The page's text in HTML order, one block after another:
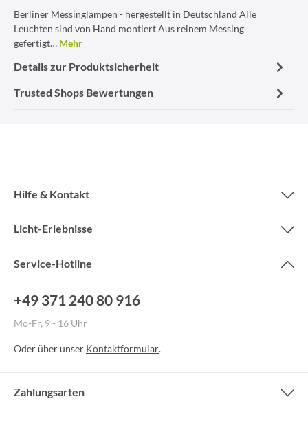
Berliner Messinglampen - hergestellt in Deutschland Alle
Leuchten sind von Hand montiert Aus reinem Messing
gefertigt… Mehr
Details zur Produktsicherheit
Trusted Shops Bewertungen
Service-Hotline
+49 371 240 80 916
Mo-Fr, 9 - 16 Uhr
Oder über unser Kontaktformular.
Hilfe & Kontakt
Licht-Erlebnisse
Zahlungsarten